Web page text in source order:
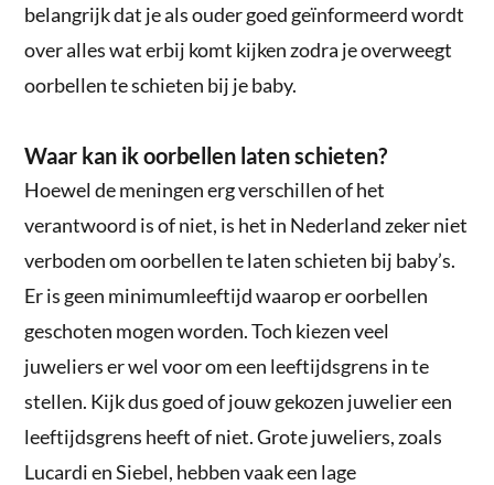
belangrijk dat je als ouder goed geïnformeerd wordt
over alles wat erbij komt kijken zodra je overweegt
oorbellen te schieten bij je baby.
Waar kan ik oorbellen laten schieten?
Hoewel de meningen erg verschillen of het
verantwoord is of niet, is het in Nederland zeker niet
verboden om oorbellen te laten schieten bij baby’s.
Er is geen minimumleeftijd waarop er oorbellen
geschoten mogen worden. Toch kiezen veel
juweliers er wel voor om een leeftijdsgrens in te
stellen. Kijk dus goed of jouw gekozen juwelier een
leeftijdsgrens heeft of niet. Grote juweliers, zoals
Lucardi en Siebel, hebben vaak een lage